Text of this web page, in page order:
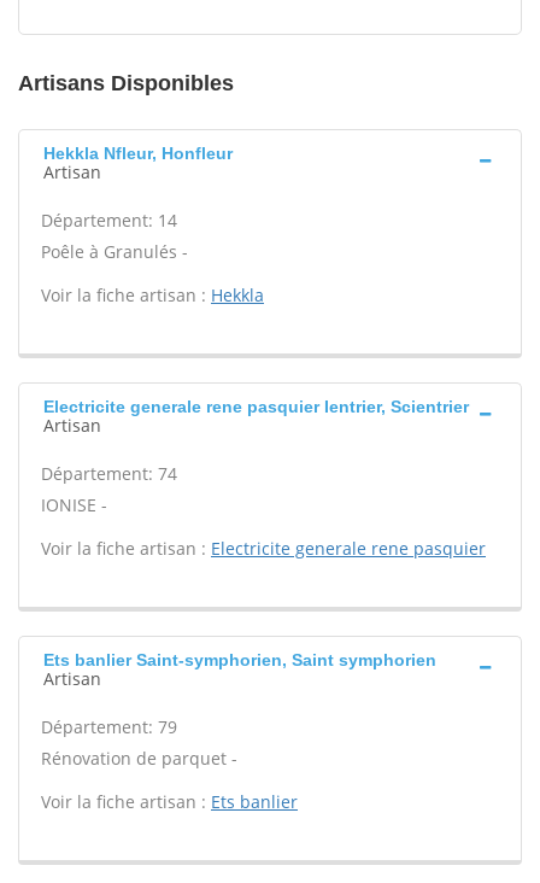
Artisans Disponibles
Hekkla Nfleur, Honfleur
Artisan
Département: 14
Poêle à Granulés -
Voir la fiche artisan : Hekkla
Electricite generale rene pasquier Ientrier, Scientrier
Artisan
Département: 74
IONISE -
Voir la fiche artisan : Electricite generale rene pasquier
Ets banlier Saint-symphorien, Saint symphorien
Artisan
Département: 79
Rénovation de parquet -
Voir la fiche artisan : Ets banlier